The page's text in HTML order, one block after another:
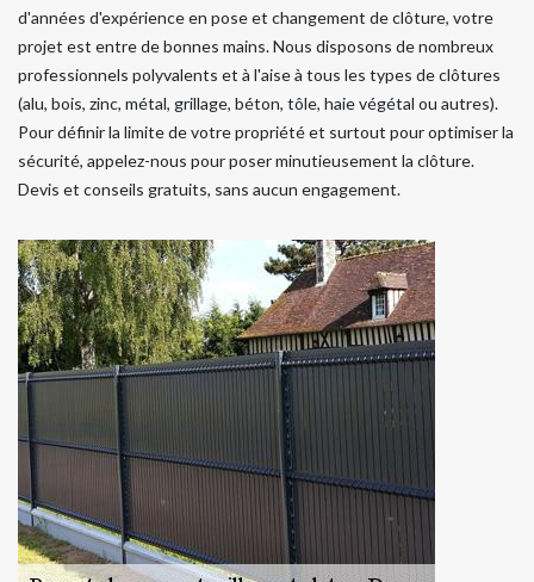
d'années d'expérience en pose et changement de clôture, votre
projet est entre de bonnes mains. Nous disposons de nombreux
professionnels polyvalents et à l'aise à tous les types de clôtures
(alu, bois, zinc, métal, grillage, béton, tôle, haie végétal ou autres).
Pour définir la limite de votre propriété et surtout pour optimiser la
sécurité, appelez-nous pour poser minutieusement la clôture.
Devis et conseils gratuits, sans aucun engagement.